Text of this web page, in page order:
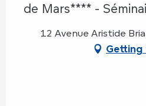
de Mars**** -
12 Avenue Aristide
Getting